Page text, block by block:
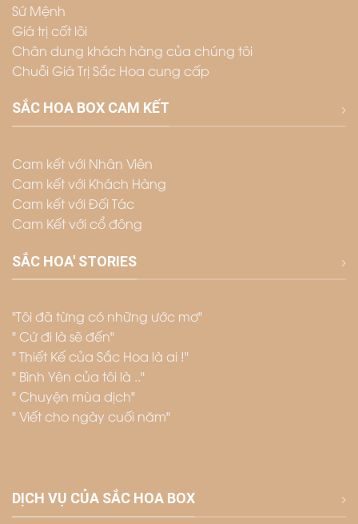
Sứ Mệnh
Giá trị cốt lõi
Chân dung khách hàng của chúng tôi
Chuỗi Giá Trị Sắc Hoa cung cấp
SẮC HOA BOX CAM KẾT
Cam kết với Nhân Viên
Cam kết với Khách Hàng
Cam kết với Đối Tác
Cam Kết với cổ đông
SẮC HOA' STORIES
"Tôi đã từng có những ước mơ"
" Cứ đi là sẽ đến"
" Thiết Kế của Sắc Hoa là ai !"
" Bình Yên của tôi là .."
" Chuyện mùa dịch"
" Viết cho ngày cuối năm"
DỊCH VỤ CỦA SẮC HOA BOX